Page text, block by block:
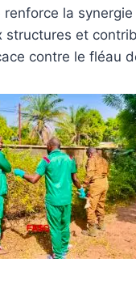
la synergie
structures et
contre le fléau